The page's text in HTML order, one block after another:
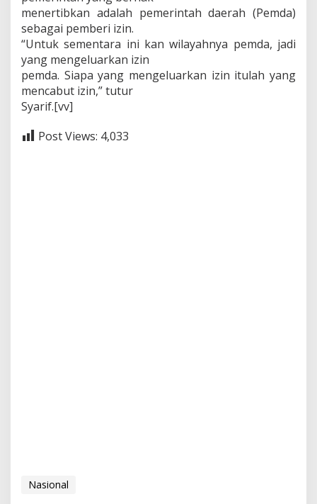
menertibkan adalah pemerintah daerah (Pemda)
sebagai pemberi izin.
“Untuk sementara ini kan wilayahnya pemda, jadi
yang mengeluarkan izin
pemda. Siapa yang mengeluarkan izin itulah yang
mencabut izin,” tutur
Syarif.[vv]
Post Views: 4,033
Nasional